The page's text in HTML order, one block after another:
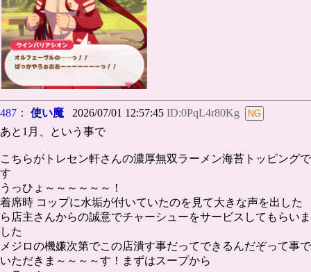
487： 使い魔 2026/07/01 12:57:45 ID:0PqL4r80Kg
あと1月、という事で
こちらがトレセン軒さんの濃厚無双ラーメン海苔トッピングで
す
うっひょ～～～～～～！
着席時 コップに水垢が付いていたのを見て大きな声を出した
ら店主さんからの誠意でチャーシューをサービスしてもらいま
した
メジロの機嫌次第でこの店潰す事だってできるんだぞって事で
いただきま～～～～す！まずはスープから